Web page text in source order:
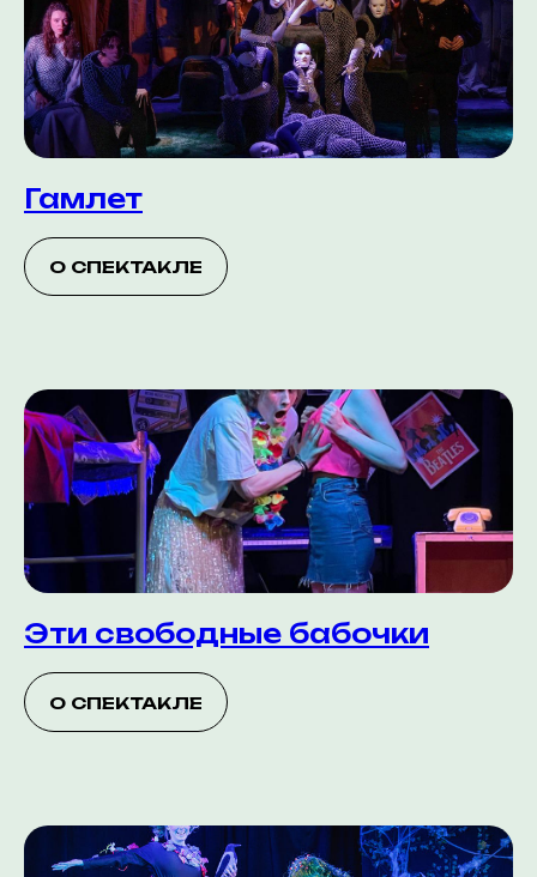
Гамлет
О СПЕКТАКЛЕ
Эти свободные бабочки
О СПЕКТАКЛЕ